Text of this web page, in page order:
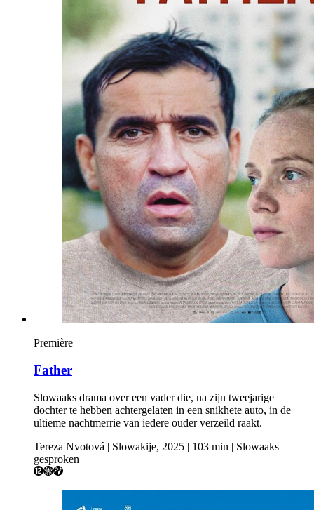
Première
Father
Slowaaks drama over een vader die, na zijn tweejarige
dochter te hebben achtergelaten in een snikhete auto, in de
ultieme nachtmerrie van iedere ouder verzeild raakt.
Tereza Nvotová | Slowakije, 2025 | 103 min | Slowaaks
gesproken